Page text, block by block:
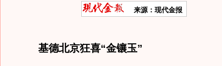
来源：现代金报
基德北京狂喜“金镶玉”